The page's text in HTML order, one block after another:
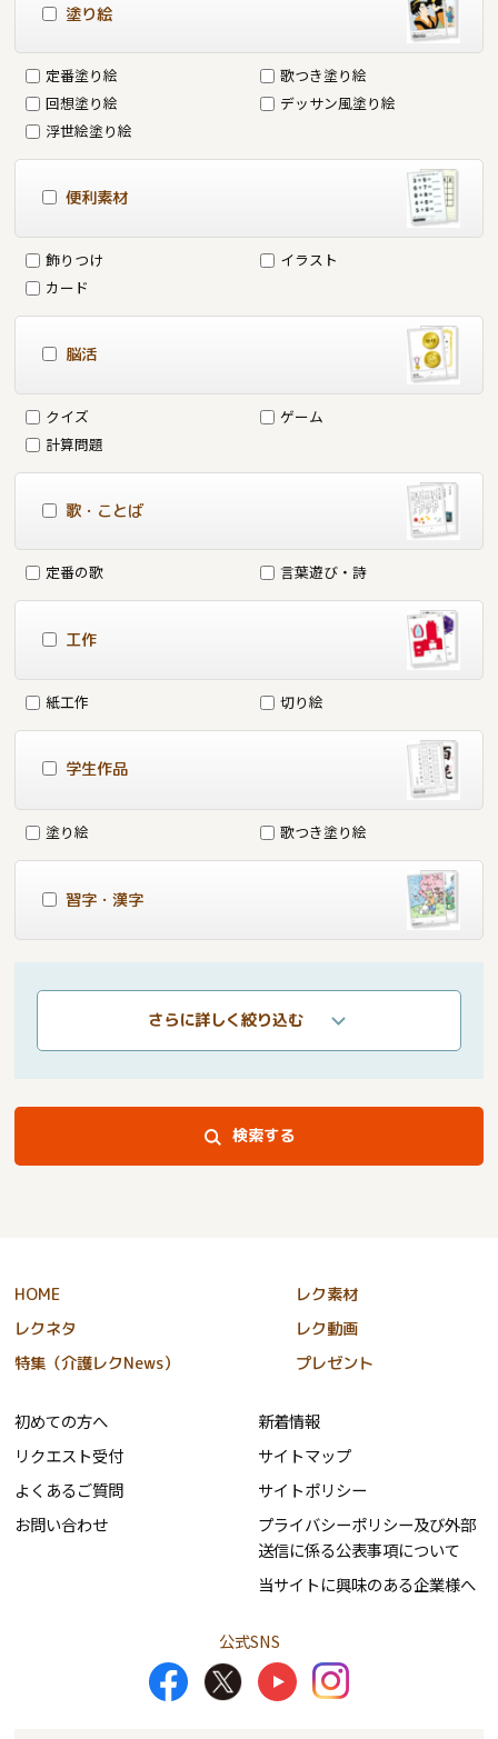
塗り絵
定番塗り絵
歌つき塗り絵
回想塗り絵
デッサン風塗り絵
浮世絵塗り絵
便利素材
飾りつけ
イラスト
カード
脳活
クイズ
ゲーム
計算問題
歌・ことば
定番の歌 言葉遊び・詩
工作
紙工作 切り絵
学生作品
塗り絵 歌つき塗り絵
習字・漢字
さらに詳しく絞り込む
検索する
HOME
レク素材
レクネタ
レク動画
特集（介護レクNews）
プレゼント
初めての方へ
リクエスト受付
よくあるご質問
お問い合わせ
新着情報
サイトマップ
サイトポリシー
プライバシーポリシー及び外部
送信に係る公表事項について
当サイトに興味のある企業様へ
公式SNS